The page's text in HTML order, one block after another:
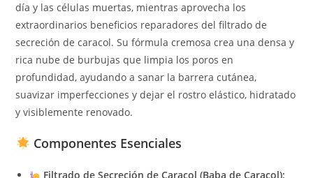
día y las células muertas, mientras aprovecha los
extraordinarios beneficios reparadores del filtrado de
secreción de caracol. Su fórmula cremosa crea una densa y
rica nube de burbujas que limpia los poros en
profundidad, ayudando a sanar la barrera cutánea,
suavizar imperfecciones y dejar el rostro elástico, hidratado
y visiblemente renovado.
Componentes Esenciales
Filtrado de Secreción de Caracol (Baba de Caracol):